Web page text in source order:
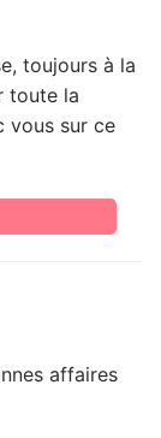
toujours à la
toute la
vous sur ce
affaires